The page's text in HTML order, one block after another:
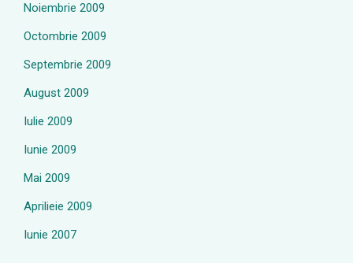
Noiembrie 2009
Octombrie 2009
Septembrie 2009
August 2009
Iulie 2009
Iunie 2009
Mai 2009
Aprilieie 2009
Iunie 2007